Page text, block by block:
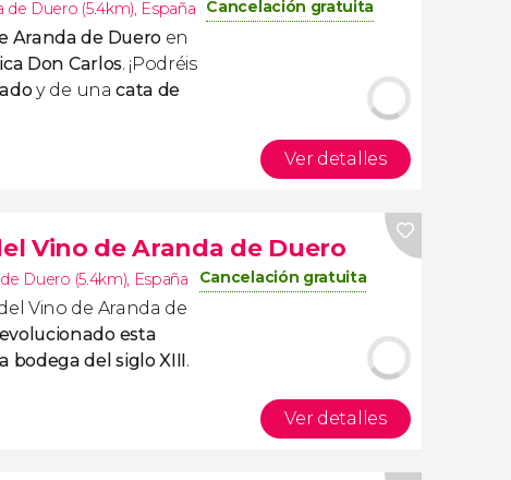
de Duero (5.4km), España Cancelación gratuita
Aranda de Dueroen
Don Carlos. ¡Podréis
y de unacata de
Ver detalles
Vino de Aranda de Duero
Duero (5.4km), España Cancelación gratuita
Vino de Aranda de
esta
bodega del siglo XIII.
Ver detalles